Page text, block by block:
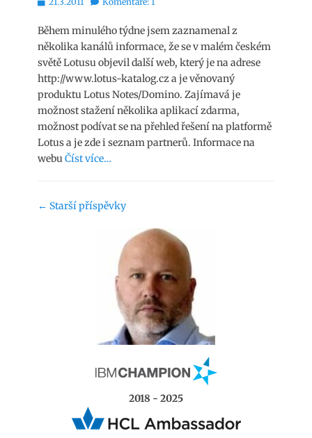
Během minulého týdne jsem zaznamenal z
několika kanálů informace, že se v malém českém
světě Lotusu objevil další web, který je na adrese
http://www.lotus-katalog.cz a je věnovaný
produktu Lotus Notes/Domino. Zajímavá je
možnost stažení několika aplikací zdarma,
možnost podívat se na přehled řešení na platformě
Lotus a je zde i seznam partnerů. Informace na
webuČíst více…
Navigace
← Starší příspěvky
2018 - 2025